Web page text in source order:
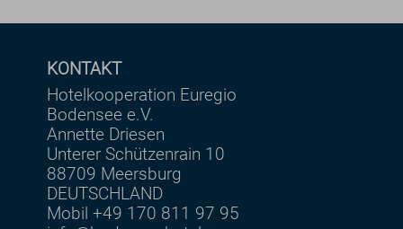
KONTAKT
Hotelkooperation Euregio
Bodensee e.V.
Annette Driesen
Unterer Schützenrain 10
88709 Meersburg
DEUTSCHLAND
Mobil +49 170 811 97 95